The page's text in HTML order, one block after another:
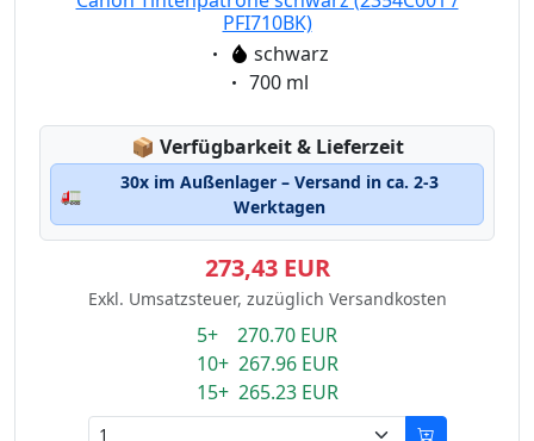
PFI710BK)
Eigenschaft:
schwarz
Eigenschaft:
700 ml
📦 Lagerstatus:
Verfügbarkeit & Lieferzeit
🚛
30x im Außenlager – Versand in ca. 2-3
Werktagen
273,43 EUR
Exkl. Umsatzsteuer, zuzüglich Versandkosten
5+ 270.70 EUR
10+ 267.96 EUR
15+ 265.23 EUR